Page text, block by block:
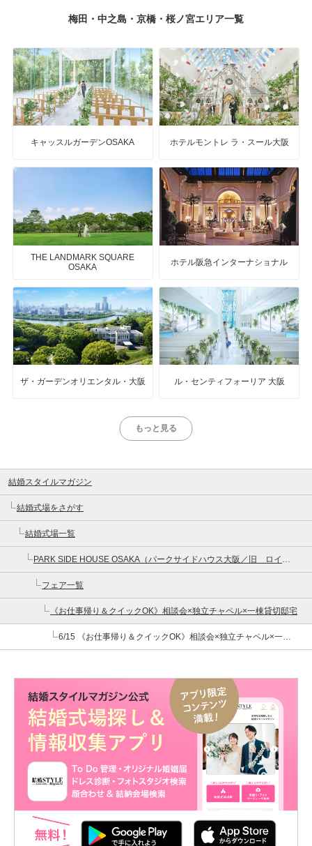
梅田・中之島・京橋・桜ノ宮エリア一覧
キャッスルガーデンOSAKA ホテルモントレ ラ・スール大阪
THE LANDMARK SQUARE
OSAKA
ホテル阪急インターナショナル
ザ・ガーデンオリエンタル・大阪 ル・センティフォーリア 大阪
もっと見る
結婚スタイルマガジン
結婚式場をさがす
結婚式場一覧
PARK SIDE HOUSE OSAKA（パークサイドハウス大阪／旧 ロイヤルガーデン大阪梅田）
フェア一覧
《お仕事帰り＆クイックOK》相談会×独立チャペル×一棟貸切邸宅
6/15 《お仕事帰り＆クイックOK》相談会×独立チャペル×一棟貸切邸宅